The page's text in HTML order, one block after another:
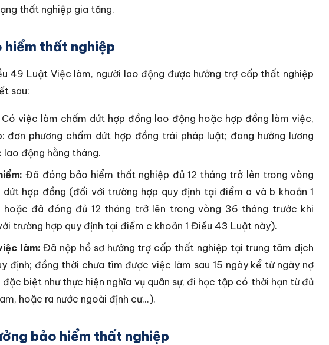
thất nghiệp gia tăng.
hiểm thất nghiệp
49 Luật Việc làm, người lao động được hưởng trợ cấp thất nghiệp
sau:
Có việc làm chấm dứt hợp đồng lao động hoặc hợp đồng làm việc,
đơn phương chấm dứt hợp đồng trái pháp luật; đang hưởng lương
động hằng tháng.
Đã đóng bảo hiểm thất nghiệp đủ 12 tháng trở lên trong vòng
hợp đồng (đối với trường hợp quy định tại điểm a và b khoản 1
đã đóng đủ 12 tháng trở lên trong vòng 36 tháng trước khi
trường hợp quy định tại điểm c khoản 1 Điều 43 Luật này).
làm: Đã nộp hồ sơ hưởng trợ cấp thất nghiệp tại trung tâm dịch
định; đồng thời chưa tìm được việc làm sau 15 ngày kể từ ngày nợ
biệt như thực hiện nghĩa vụ quân sự, đi học tập có thời hạn từ đủ
hoặc ra nước ngoài định cư...).
bảo hiểm thất nghiệp